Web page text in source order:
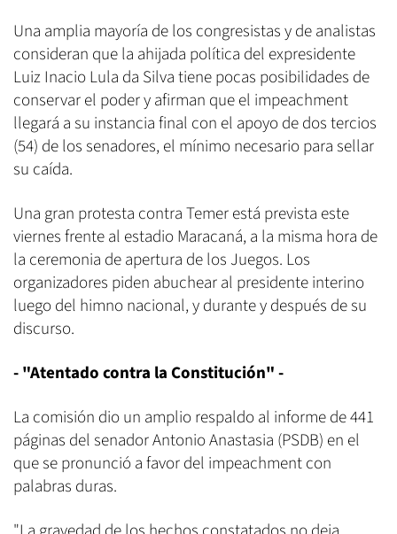
Una amplia mayoría de los congresistas y de analistas
consideran que la ahijada política del expresidente
Luiz Inacio Lula da Silva tiene pocas posibilidades de
conservar el poder y afirman que el impeachment
llegará a su instancia final con el apoyo de dos tercios
(54) de los senadores, el mínimo necesario para sellar
su caída.
Una gran protesta contra Temer está prevista este
viernes frente al estadio Maracaná, a la misma hora de
la ceremonia de apertura de los Juegos. Los
organizadores piden abuchear al presidente interino
luego del himno nacional, y durante y después de su
discurso.
- "Atentado contra la Constitución" -
La comisión dio un amplio respaldo al informe de 441
páginas del senador Antonio Anastasia (PSDB) en el
que se pronunció a favor del impeachment con
palabras duras.